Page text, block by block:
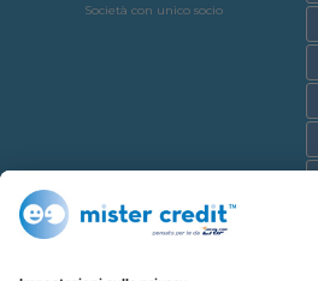
Società con unico socio